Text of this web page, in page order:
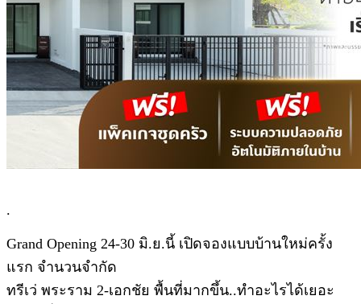
.
Grand Opening 24-30 มิ.ย.นี้ เปิดจองแบบบ้านใหม่ครั้ง
แรก จำนวนจำกัด
ทรีเว่ พระราม 2-เอกชัย พื้นที่มากขึ้น..ทำอะไรได้เยอะ